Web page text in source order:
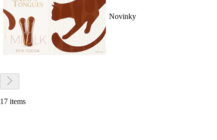
Novinky
17 items